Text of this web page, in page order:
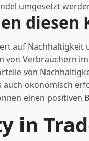
umgesetzt
diesen
auf
von Verbrauchern
von
ökonomisch
einen positiven
in